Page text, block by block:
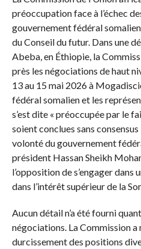
préoccupation face à l’échec
gouvernement fédéral
du Conseil du futur. Dans une
Abeba, en Éthiopie, la
près les négociations de haut
13 au 15 mai 2026 à
fédéral somalien et les
s’est dite « préoccupée par le
soient conclues sans
volonté du gouvernement
président Hassan Sheikh
l’opposition de s’engager
dans l’intérêt supérieur de la
Aucun détail n’a été fourni
négociations. La Commission a
durcissement des positions